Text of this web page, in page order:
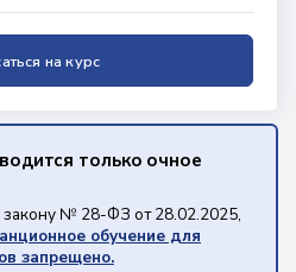
на курс
только очное
№ 28-ФЗ от 28.02.2025,
обучение для
запрещено.